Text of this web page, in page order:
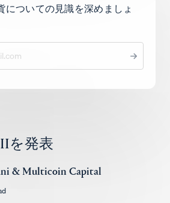
を発表
&Multicoin Capital
についての見識を深めましょ